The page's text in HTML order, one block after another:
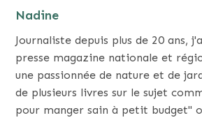
Nadine
Journaliste depuis plus de 20 ans,
presse magazine nationale et
une passionnée de nature et de
de plusieurs livres sur le sujet
pour manger sain à petit budget"